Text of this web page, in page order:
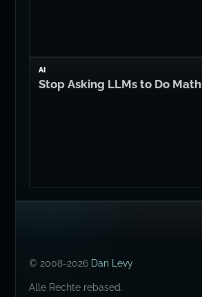
AI
Stop Asking LLMs to Do Math
© 2008-2026 Dan Levy
Alle Rechte rebased.